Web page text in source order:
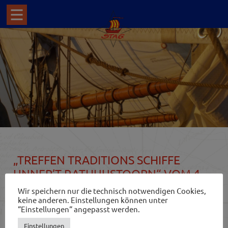
„TREFFEN TRADITIONS SCHIFFE
UNNER’T RATHUUSTOORN“ VOM 4. –
6. AUGUST 2017 IN LEER
Alle zwei Jahre veranstaltet der Verein Schipper Klottje
unter dem Motto „Leer is altied en Reis‘ wert“ ein Treffen
Wir speichern nur die technisch notwendigen Cookies,
keine anderen. Einstellungen können unter
“Einstellungen“ angepasst werden.
Einstellungen